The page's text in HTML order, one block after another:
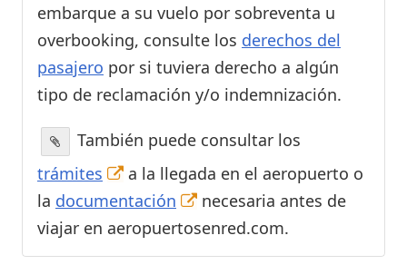
embarque a su vuelo por sobreventa u
overbooking, consulte los derechos del
pasajero por si tuviera derecho a algún
tipo de reclamación y/o indemnización.
También puede consultar los
trámites
a la llegada en el aeropuerto o
la documentación
necesaria antes de
viajar en aeropuertosenred.com.